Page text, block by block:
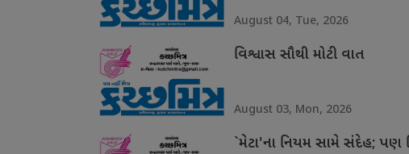
August 04, Tue, 2026
વિશ્વાસ સૌથી મોટી વાત
August 03, Mon, 2026
`મેટા'ના નિયમ સામે સંદેહ; પણ